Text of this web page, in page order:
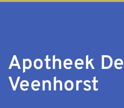
Apotheek De
Veenhorst